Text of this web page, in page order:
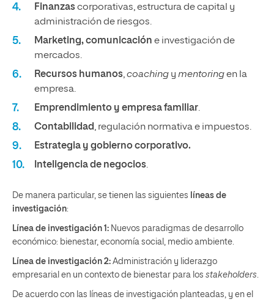
Finanzascorporativas, estructura de capital y
administración de riesgos.
Marketing, comunicación e investigación de
mercados.
Recursos humanos,coaching y mentoringen la
empresa.
Emprendimiento y empresa familiar.
Contabilidad, regulación normativa e impuestos.
Estrategia y gobierno corporativo.
Inteligencia de negocios.
De manera particular, se tienen las siguientes
líneas de
investigación:
Línea de investigación 1: Nuevos paradigmas de desarrollo
económico: bienestar, economía social, medio ambiente.
Línea de investigación 2: Administración y liderazgo
empresarial en un contexto de bienestar para los stakeholders.
De acuerdo con las líneas de investigación planteadas, y en el